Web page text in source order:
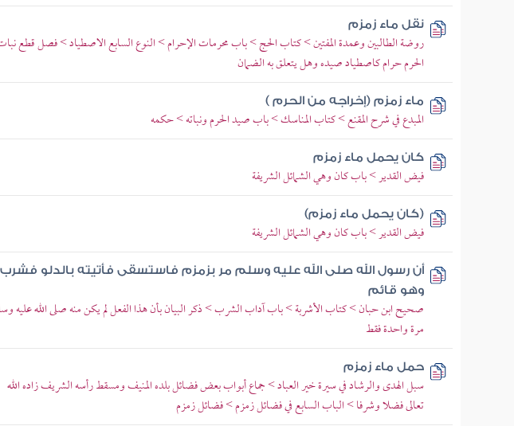
نقل ماء زمزم
روضة الطالبين وعمدة المفتين > كتاب الحج > باب محرمات الإحرام > النوع السابع الاصطياد > فصل قطع
الحرم حرام كاصطياد صيده وهل يتعلق به الضمان
ماء زمزم (إخراجه من الحرم )
المبدع في شرح المقنع > كتاب المناسك > باب صيد الحرم ونباته > حكمه
كان يحمل ماء زمزم
فيض القدير > باب كان وهي الشمائل الشريفة
(كان يحمل ماء زمزم)
فيض القدير > باب كان وهي الشمائل الشريفة
أن رسول الله صلى الله عليه وسلم مر بزمزم فاستسقى فأتيته بالدلو فشرب
وهو قائم
صحيح ابن حبان > كتاب الأشربة > باب آداب الشرب > ذكر البيان بأن هذا الفعل لم يكن منه صلى الله عليه
مرة واحدة فقط
حمل ماء زمزم
سبل الهدى والرشاد في سيرة خير العباد > جماع أبواب بعض فضائل بلده المنيف ومسقط رأسه الشريف زاده الله
تعالى فضلا وشرفا > الباب السابع في فضائل زمزم > فضائل زمزم